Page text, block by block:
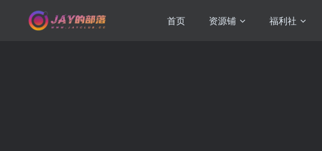
首页 资源铺 福利社